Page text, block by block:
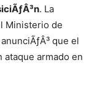
. La
Ministerio de
que el
ataque armado en